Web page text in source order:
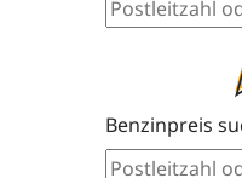
Benzinpreis